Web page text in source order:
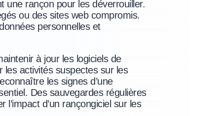
une rançon pour les déverrouiller.
ou des sites web compromis.
personnelles et
à jour les logiciels de
les activités suspectes sur les
les signes d’une
Des sauvegardes régulières
d’un rançongiciel sur les